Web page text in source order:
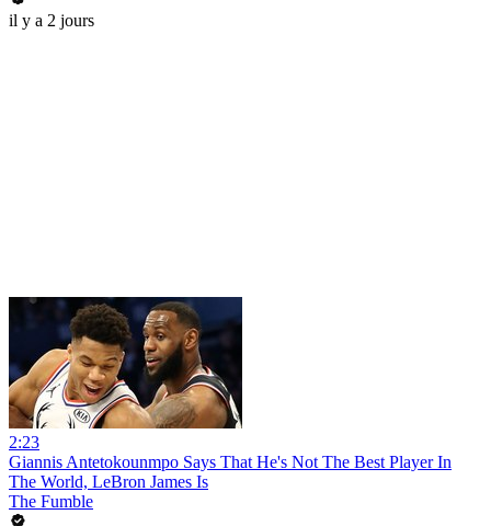
il y a 2 jours
2:23
Giannis Antetokounmpo Says That He's Not The Best Player In
The World, LeBron James Is
The Fumble